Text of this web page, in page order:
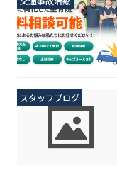
スタッフブログ